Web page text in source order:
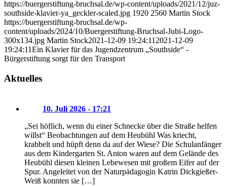
https://buergerstiftung-bruchsal.de/wp-content/uploads/2021/12/juz-
southside-klavier-ya_geckler-scaled.jpg 1920 2560 Martin Stock
https://buergerstiftung-bruchsal.de/wp-
content/uploads/2024/10/Buergerstiftung-Bruchsal-Jubi-Logo-
300x134.jpg Martin Stock2021-12-09 19:24:11 2021-12-09
19:24:11Ein Klavier für das Jugendzentrum „Southside“ -
Bürgerstiftung sorgt für den Transport
Aktuelles
10. Juli 2026 - 17:21
„Sei höflich, wenn du einer Schnecke über die Straße helfen
willst“ Beobachtungen auf dem Heubühl Was kriecht,
krabbelt und hüpft denn da auf der Wiese? Die Schulanfänger
aus dem Kindergarten St. Anton waren auf dem Gelände des
Heubühl diesen kleinen Lebewesen mit großem Eifer auf der
Spur. Angeleitet von der Naturpädagogin Katrin Dickgießer-
Weiß konnten sie […]